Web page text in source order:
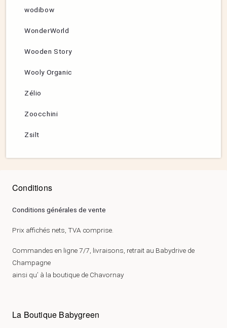
wodibow
WonderWorld
Wooden Story
Wooly Organic
Zélio
Zoocchini
Zsilt
Conditions
Conditions générales de vente
Prix affichés nets, TVA comprise.
Commandes en ligne 7/7, livraisons, retrait au Babydrive de
Champagne
ainsi qu’ à la boutique de Chavornay
La Boutique Babygreen